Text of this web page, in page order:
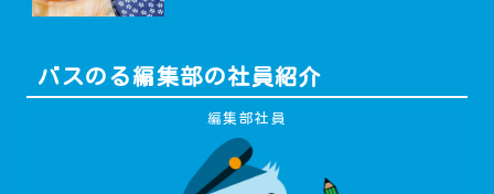
バスのる編集部の社員紹介
編集部社員